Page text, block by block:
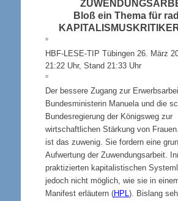
Bloß ein Thema für
°
HBF-LESE-TIP Tübingen 26. März
21:22 Uhr, Stand 21:33 Uhr
°
Der bessere Zugang zur
Bundesministerin Manuela und die
Bundesregierung der Königsweg zur
wirtschaftlichen Stärkung von
ist das zuwenig. Sie fordern eine
Aufwertung der Zuwendungsarbeit.
praktizierten kapitalistischen
jedoch nicht möglich, wie sie in
Manifest erläutern (HPL). Bislang